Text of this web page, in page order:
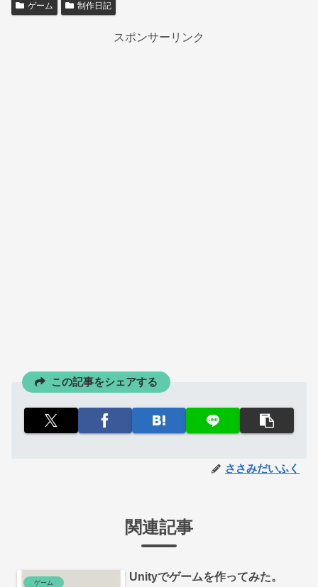
ゲーム 制作日記
スポンサーリンク
この記事をシェアする
ささみだいふく
関連記事
ゲーム Unityでゲームを作ってみた。